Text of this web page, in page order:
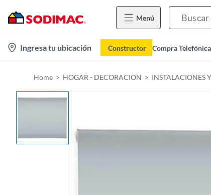
Menú
Ingresa tu ubicación Constructor Compra Telefónica
Home HOGAR - DECORACION INSTALACIONES